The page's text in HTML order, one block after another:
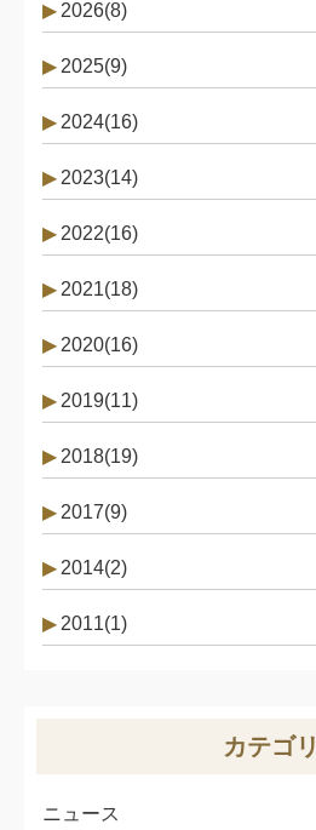
2026(8)
2025(9)
2024(16)
2023(14)
2022(16)
2021(18)
2020(16)
2019(11)
2018(19)
2017(9)
2014(2)
2011(1)
カテゴリ
ニュース